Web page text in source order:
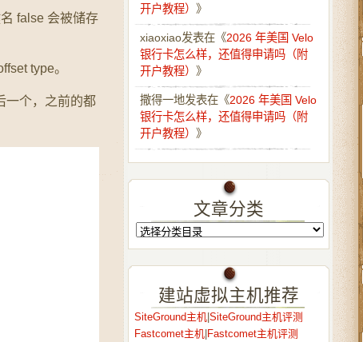
false 会被储存
type。
一个，之前的都
开户教程） 》
xiaoxiao发表在《2026 年美国 Velo
银行卡怎么样，还值得申请吗（附
开户教程） 》
撒得一地发表在《2026 年美国 Velo
银行卡怎么样，还值得申请吗（附
开户教程） 》
文章分类
建站虚拟主机推荐
SiteGround主机| SiteGround主机评测
Fastcomet主机| Fastcomet主机评测